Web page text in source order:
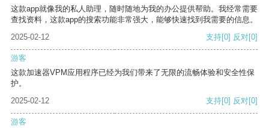
这款app就像我的私人助理，随时随地为我的办公提供帮助。我经常需要
查找资料，这款app的搜索功能非常强大，能够快速找到我需要的信息。
2025-02-12
支持[0] 反对[0]
游客
这款加速器VPM应用程序已经为我们带来了无限的流畅体验和安全性保
护。
2025-02-12
支持[0] 反对[0]
游客